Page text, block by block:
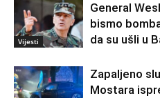
Vijesti
General
bismo
da su ušli u
Zapaljeno
Mostara